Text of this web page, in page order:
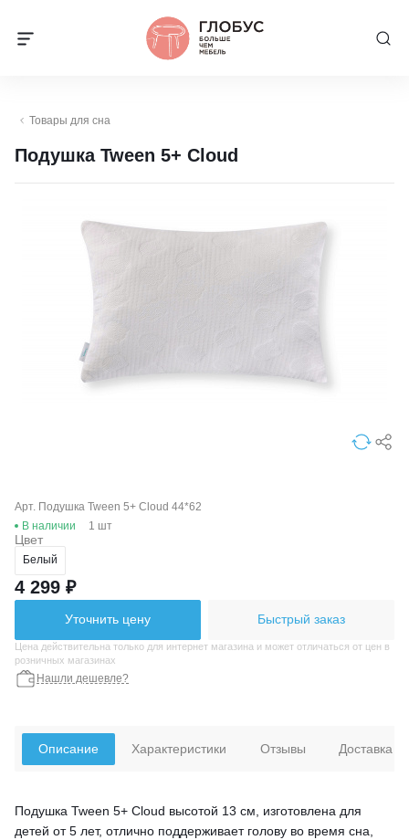
Товары для сна
Подушка Tween 5+ Cloud
Арт. Подушка Tween 5+ Cloud 44*62
В наличии
1 шт
Цвет
Белый
4 299 ₽
Уточнить цену Быстрый заказ
Цена действительна только для интернет магазина и может отличаться от цен в
розничных магазинах
Нашли дешевле?
Описание
Подушка Tween 5+ Cloud высотой 13 см, изготовлена для
детей от 5 лет, отлично поддерживает голову во время сна,
Характеристики Отзывы Доставка